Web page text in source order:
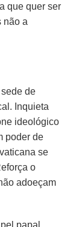
que quer ser
não a
de
Inquieta
ideológico
poder de
se
o
adoeçam
papal.